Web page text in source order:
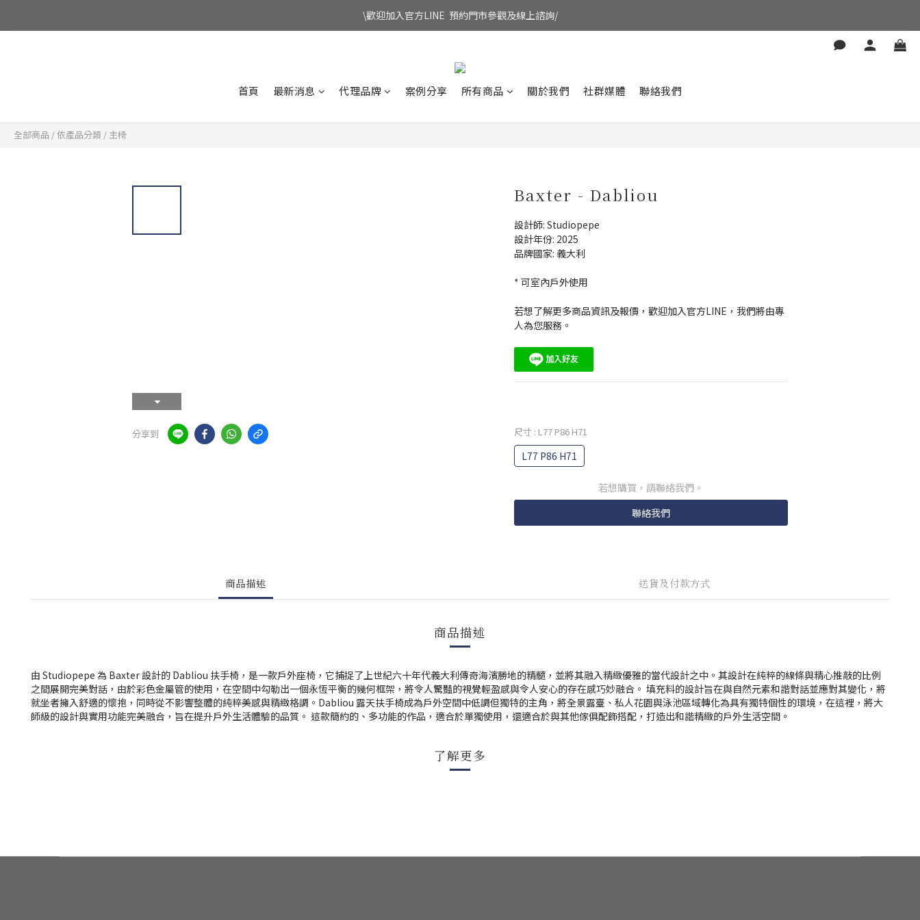
\歡迎加入官方LINE  預約門市參觀及線上諮詢/
首頁 最新消息 代理品牌 案例分享 所有商品 關於我們 社群媒體 聯絡我們
全部商品 /依產品分類 / 主椅
分享到
Baxter - Dabliou
設計師: Studiopepe
設計年份: 2025
品牌國家: 義大利
* 可室內戶外使用
若想了解更多商品資訊及報價，歡迎加入官方LINE，我們將由專
人為您服務。
尺寸 : L77 P86 H71
L77 P86 H71
若想購買，請聯絡我們。
聯絡我們
商品描述 送貨及付款方式
商品描述
由 Studiopepe 為 Baxter設計的 Dabliou 扶手椅，是一款戶外座椅，它捕捉了上世紀六十年代義大利傳奇海濱勝地的精髓，並將其融入精緻優雅的當代設計之中。其設計在純粹的線條與精心推敲的比例
之間展開完美對話，由於彩色金屬管的使用，在空間中勾勒出一個永恆平衡的幾何框架，將令人驚豔的視覺輕盈感與令人安心的存在感巧妙融合。 填充料的設計旨在與自然元素和諧對話並應對其變化，將
就坐者擁入舒適的懷抱，同時從不影響整體的純粹美感與精緻格調。 Dabliou 露天扶手椅成為戶外空間中低調但獨特的主角，將全景露臺、私人花園與泳池區域轉化為具有獨特個性的環境，在這裡，將大
師級的設計與實用功能完美融合，旨在提升戶外生活體驗的品質。 這款簡約的、多功能的作品，適合於單獨使用，還適合於與其他傢俱配飾搭配，打造出和諧精緻的戶外生活空間。
了解更多